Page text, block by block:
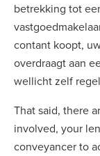
betrekking tot
contant koopt,
overdraagt aan
wellicht zelf
That said, there
involved, your
conveyancer to